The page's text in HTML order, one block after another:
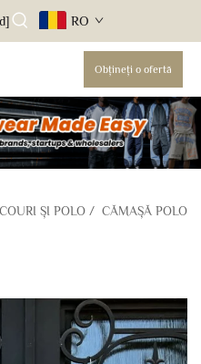
RO
Obțineți o ofertă
ȘI POLO / CĂMAȘĂ POLO